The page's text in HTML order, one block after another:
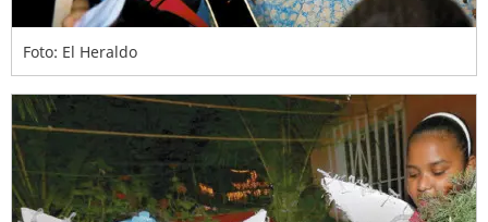
Foto: El Heraldo